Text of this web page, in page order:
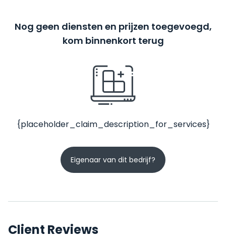
Nog geen diensten en prijzen toegevoegd,
kom binnenkort terug
{placeholder_claim_description_for_services}
Eigenaar van dit bedrijf?
Client Reviews